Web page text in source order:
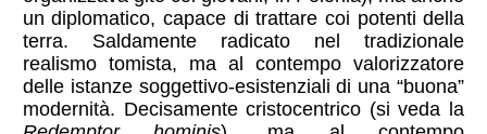
un diplomatico, capace di trattare coi potenti della
terra. Saldamente radicato nel tradizionale
realismo tomista, ma al contempo valorizzatore
delle istanze soggettivo-esistenziali di una “buona”
modernità. Decisamente cristocentrico (si veda la